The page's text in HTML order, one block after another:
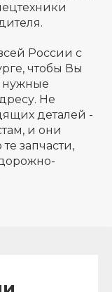
России с
чтобы Вы
нужные
Не
деталей -
и они
запчасти,